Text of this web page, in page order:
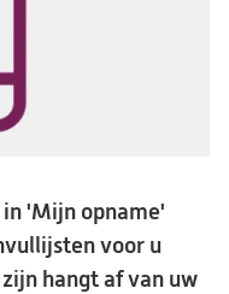
'Mijn opname'
voor u
hangt af van uw